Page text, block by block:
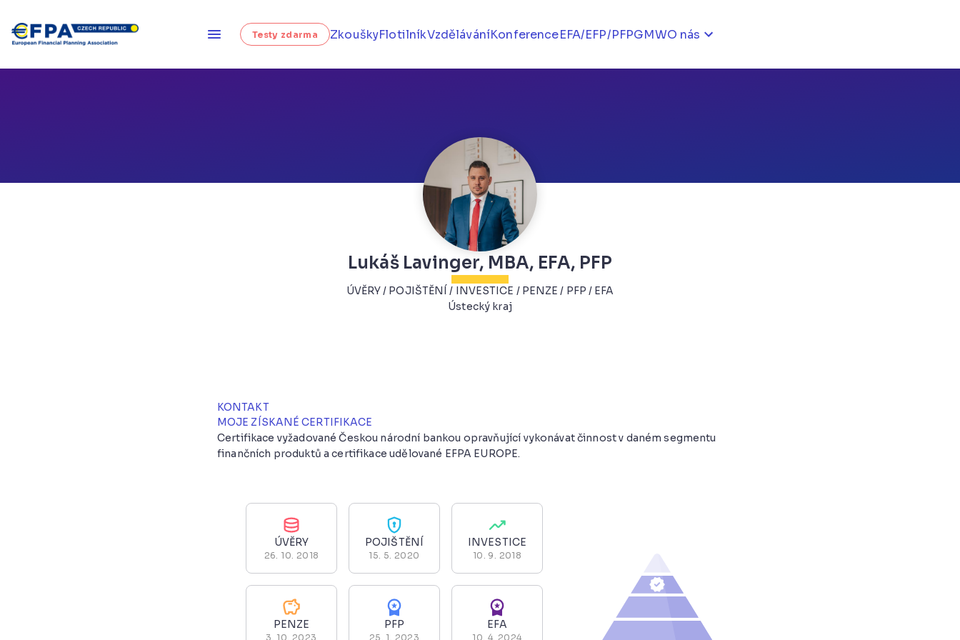
Testy zdarma ZkouškyFlotilníkVzděláváníKonferenceEFA/EFP/PFPGMWO nás
Lukáš Lavinger, MBA, EFA, PFP
ÚVĚRY / POJIŠTĚNÍ / INVESTICE / PENZE / PFP / EFA
Ústecký kraj
KONTAKT
MOJE ZÍSKANÉ CERTIFIKACE
Certifikace vyžadované Českou národní bankou opravňující vykonávat činnost v daném segmentu
finančních produktů a certifikace udělované EFPA EUROPE.
ÚVĚRY
26. 10. 2018
POJIŠTĚNÍ
15. 5. 2020
INVESTICE
10. 9. 2018
PENZE
3. 10. 2023
PFP
25. 1. 2023
EFA
10. 4. 2024